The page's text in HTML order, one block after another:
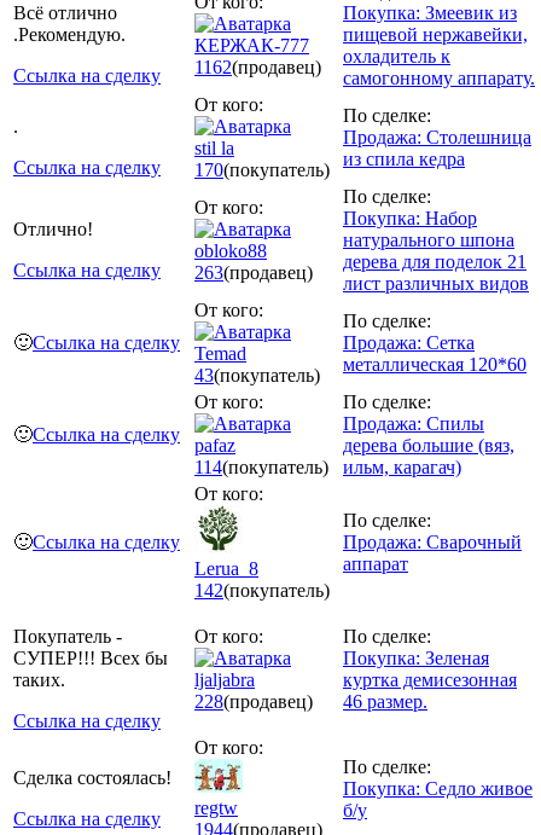
Всё отлично
.Рекомендую.
Ссылка на сделку
КЕРЖАК-777
1162(продавец)
Покупка: Змеевик из
пищевой нержавейки,
охладитель к
самогонному аппарату.
.
Ссылка на сделку
От кого:
stil la
170(покупатель)
По сделке:
Продажа: Столешница
из спила кедра
Отлично!
Ссылка на сделку
От кого:
obloko88
263(продавец)
По сделке:
Покупка: Набор
натурального шпона
дерева для поделок 21
лист различных видов
🙂Ссылка на сделку
От кого:
Temad
43(покупатель)
По сделке:
Продажа: Сетка
металлическая 120*60
🙂Ссылка на сделку
От кого:
pafaz
114(покупатель)
По сделке:
Продажа: Спилы
дерева большие (вяз,
ильм, карагач)
🙂Ссылка на сделку
От кого:
Lerua_8
142(покупатель)
По сделке:
Продажа: Сварочный
аппарат
Покупатель -
СУПЕР!!! Всех бы
таких.
Ссылка на сделку
От кого:
ljaljabra
228(продавец)
По сделке:
Покупка: Зеленая
куртка демисезонная
46 размер.
Сделка состоялась!
Ссылка на сделку
От кого:
regtw
1944(продавец)
По сделке:
Покупка: Седло живое
б/у